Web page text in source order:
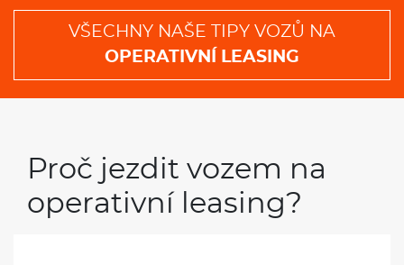
VŠECHNY NAŠE TIPY VOZŮ NA
OPERATIVNÍ LEASING
Proč jezdit vozem na
operativní leasing?